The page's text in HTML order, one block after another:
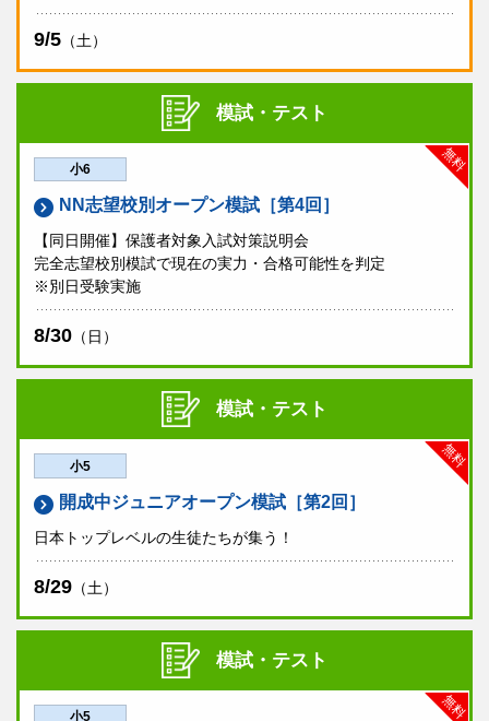
9/5 （土）
模試・テスト
無料
小6
NN志望校別オープン模試［第4回］
【同日開催】保護者対象入試対策説明会
完全志望校別模試で現在の実力・合格可能性を判定
※別日受験実施
8/30 （日）
模試・テスト
無料
小5
開成中ジュニアオープン模試［第2回］
日本トップレベルの生徒たちが集う！
8/29 （土）
模試・テスト
無料
小5